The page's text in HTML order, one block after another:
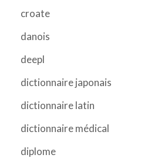
croate
danois
deepl
dictionnaire japonais
dictionnaire latin
dictionnaire médical
diplome